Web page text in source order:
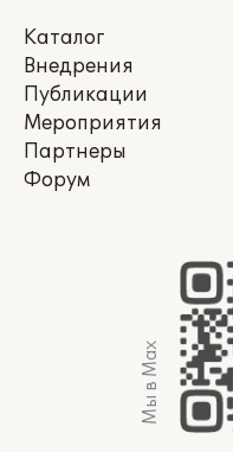
Каталог
Внедрения
Публикации
Мероприятия
Партнеры
Форум
Мы в Max